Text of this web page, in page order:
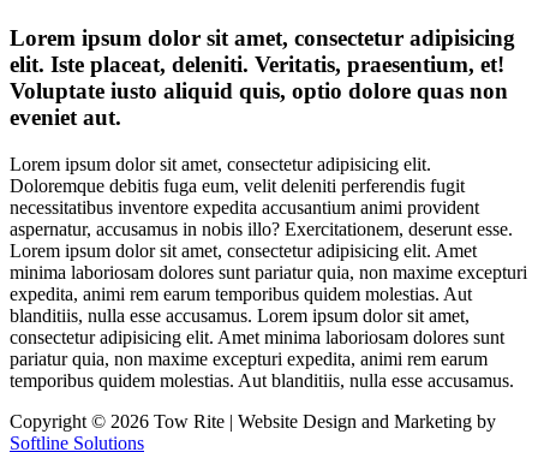
Lorem ipsum dolor sit amet, consectetur adipisicing
elit. Iste placeat, deleniti. Veritatis, praesentium, et!
Voluptate iusto aliquid quis, optio dolore quas non
eveniet aut.
Lorem ipsum dolor sit amet, consectetur adipisicing elit.
Doloremque debitis fuga eum, velit deleniti perferendis fugit
necessitatibus inventore expedita accusantium animi provident
aspernatur, accusamus in nobis illo? Exercitationem, deserunt esse.
Lorem ipsum dolor sit amet, consectetur adipisicing elit. Amet
minima laboriosam dolores sunt pariatur quia, non maxime excepturi
expedita, animi rem earum temporibus quidem molestias. Aut
blanditiis, nulla esse accusamus. Lorem ipsum dolor sit amet,
consectetur adipisicing elit. Amet minima laboriosam dolores sunt
pariatur quia, non maxime excepturi expedita, animi rem earum
temporibus quidem molestias. Aut blanditiis, nulla esse accusamus.
Copyright © 2026 Tow Rite | Website Design and Marketing by
Softline Solutions